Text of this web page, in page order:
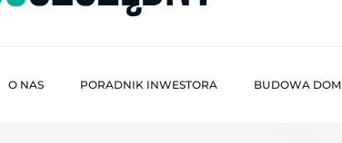
O NAS PORADNIK INWESTORA BUDOWA